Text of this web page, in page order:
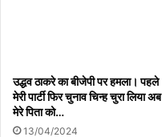
उद्धव ठाकरे का बीजेपी पर हमला। पहले
मेरी पार्टी फिर चुनाव चिन्ह चुरा लिया अब
मेरे पिता को…
13/04/2024